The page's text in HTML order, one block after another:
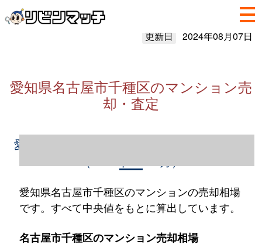
更新日 2024年08月07日
愛知県名古屋市千種区のマンション売
却・査定
愛知県名古屋市千種区のマンション売却情報
愛知県名古屋市千種区のマンションの売却相場
です。すべて中央値をもとに算出しています。
名古屋市千種区のマンション売却相場